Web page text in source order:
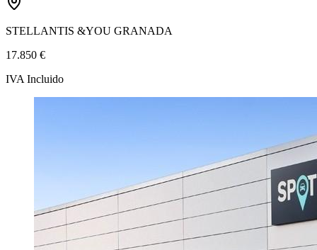
STELLANTIS &YOU GRANADA
17.850 €
IVA Incluido